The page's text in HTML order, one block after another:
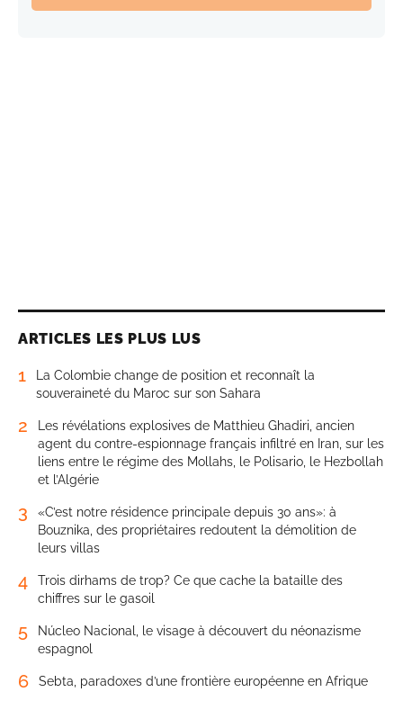
ARTICLES LES PLUS LUS
1
La Colombie change de position et reconnaît la
souveraineté du Maroc sur son Sahara
2
Les révélations explosives de Matthieu Ghadiri, ancien
agent du contre-espionnage français infiltré en Iran, sur les
liens entre le régime des Mollahs, le Polisario, le Hezbollah
et l’Algérie
3
«C’est notre résidence principale depuis 30 ans»: à
Bouznika, des propriétaires redoutent la démolition de
leurs villas
4
Trois dirhams de trop? Ce que cache la bataille des
chiffres sur le gasoil
5
Núcleo Nacional, le visage à découvert du néonazisme
espagnol
6 Sebta, paradoxes d’une frontière européenne en Afrique